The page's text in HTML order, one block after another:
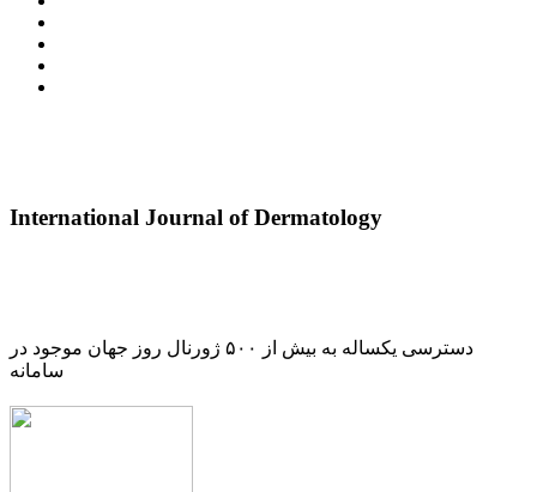
International Journal of Dermatology
دسترسی یکساله به بیش از ۵۰۰ ژورنال روز جهان موجود در
سامانه